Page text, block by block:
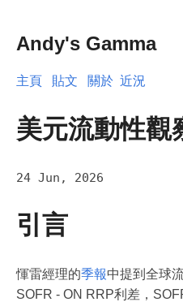
Andy's Gamma
主頁 貼文 關於 近況
美元流動性觀
24 Jun, 2026
引言
惲雷經理的季報中提到全球
SOFR - ON RRP利差，